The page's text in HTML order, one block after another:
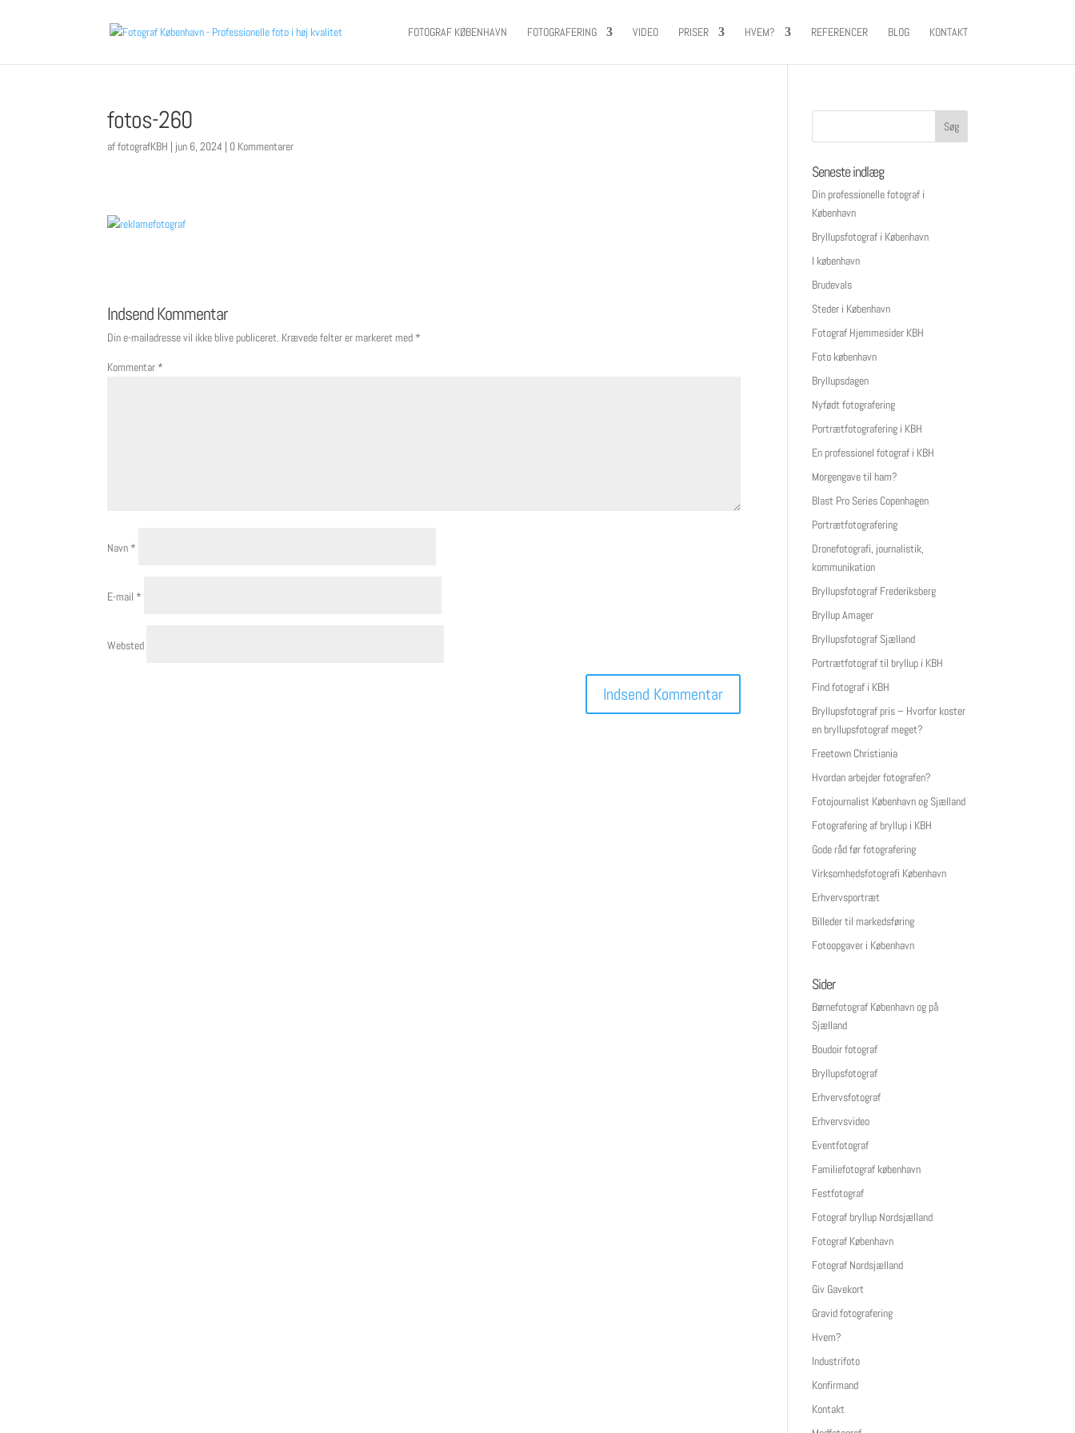
FOTOGRAF KØBENHAVN FOTOGRAFERING VIDEO PRISER HVEM? REFERENCER BLOG KONTAKT
fotos-260
affotografKBH | jun 6, 2024 | 0 Kommentarer
Indsend Kommentar
Din e-mailadresse vil ikke blive publiceret. Krævede felter er markeret med *
Kommentar *
Navn *
E-mail *
Websted
Seneste indlæg
Din professionelle fotograf i
København
Bryllupsfotograf i København
I københavn
Brudevals
Steder i København
Fotograf Hjemmesider KBH
Foto københavn
Bryllupsdagen
Nyfødt fotografering
Portrætfotografering i KBH
En professionel fotograf i KBH
Morgengave til ham?
Blast Pro Series Copenhagen
Portrætfotografering
Dronefotografi, journalistik,
kommunikation
Bryllupsfotograf Frederiksberg
Bryllup Amager
Bryllupsfotograf Sjælland
Portrætfotograf til bryllup i KBH
Find fotograf i KBH
Bryllupsfotograf pris – Hvorfor koster
en bryllupsfotograf meget?
Freetown Christiania
Hvordan arbejder fotografen?
Fotojournalist København og Sjælland
Fotografering af bryllup i KBH
Gode råd før fotografering
Virksomhedsfotografi København
Erhvervsportræt
Billeder til markedsføring
Fotoopgaver i København
Sider
Børnefotograf København og på
Sjælland
Boudoir fotograf
Bryllupsfotograf
Erhvervsfotograf
Erhvervsvideo
Eventfotograf
Familiefotograf københavn
Festfotograf
Fotograf bryllup Nordsjælland
Fotograf København
Fotograf Nordsjælland
Giv Gavekort
Gravid fotografering
Hvem?
Industrifoto
Konfirmand
Kontakt